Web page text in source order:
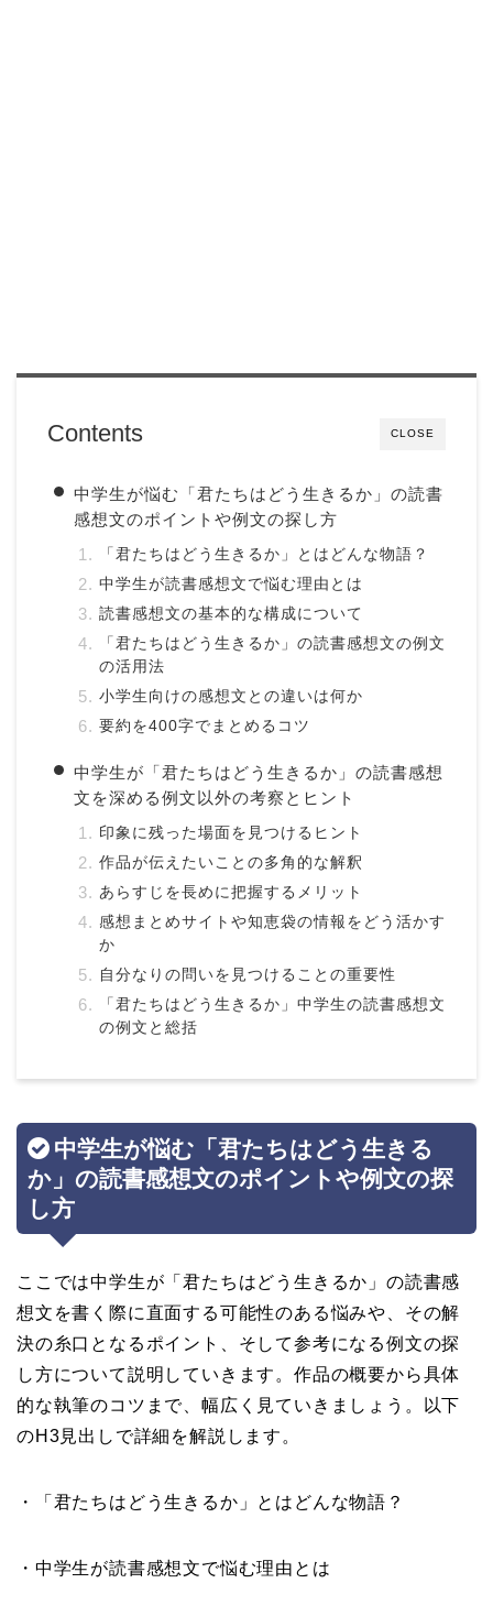
CLOSE
Contents
中学生が悩む「君たちはどう生きるか」の読書
感想文のポイントや例文の探し方
「君たちはどう生きるか」とはどんな物語？
中学生が読書感想文で悩む理由とは
読書感想文の基本的な構成について
「君たちはどう生きるか」の読書感想文の例文
の活用法
小学生向けの感想文との違いは何か
要約を400字でまとめるコツ
中学生が「君たちはどう生きるか」の読書感想
文を深める例文以外の考察とヒント
印象に残った場面を見つけるヒント
作品が伝えたいことの多角的な解釈
あらすじを長めに把握するメリット
感想まとめサイトや知恵袋の情報をどう活かす
か
自分なりの問いを見つけることの重要性
「君たちはどう生きるか」中学生の読書感想文
の例文と総括
中学生が悩む「君たちはどう生きる
か」の読書感想文のポイントや例文の探
し方
ここでは中学生が「君たちはどう生きるか」の読書感
想文を書く際に直面する可能性のある悩みや、その解
決の糸口となるポイント、そして参考になる例文の探
し方について説明していきます。作品の概要から具体
的な執筆のコツまで、幅広く見ていきましょう。以下
のH3見出しで詳細を解説します。
・「君たちはどう生きるか」とはどんな物語？
・中学生が読書感想文で悩む理由とは